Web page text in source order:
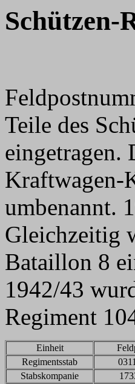
Schützen-
Teile des
Kraftwagen-
umbenannt.
Gleichzeitig
Bataillon 8
1942/43
Regiment
Einheit
Regimentsstab
Stabskompanie